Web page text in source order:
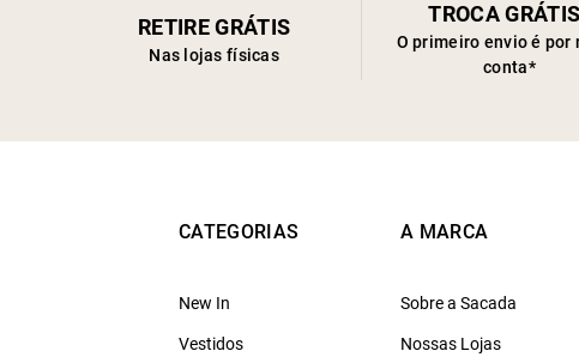
RETIRE GRÁTIS
Nas lojas físicas
TROCA
O primeiro envio é por
conta*
CATEGORIAS
New In
Vestidos
A MARCA
Sobre a Sacada
Nossas Lojas